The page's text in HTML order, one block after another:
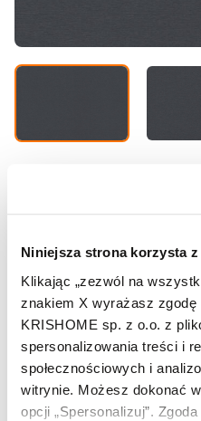
Niniejsza strona korzysta
Klikając „zezwól na
znakiem X wyrażasz
KRISHOME sp. z o.o. z
spersonalizowania treści i
społecznościowych i
witrynie. Możesz dokonać
opcji „Spersonalizuj”.
ZBLIŻONY KOLOR RAL
RAL 7016
CHARAKTERYSTYKA
Efekt szczotkowania to
aluminium o optyce